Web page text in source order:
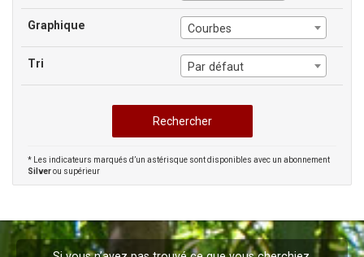
Graphique Courbes
Tri Par défaut
* Les indicateurs marqués d’un astérisque sont disponibles avec un abonnement
Silverou supérieur